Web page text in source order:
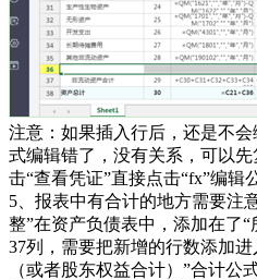
注意：如果插入行后，还是不
式编辑错了，没有关系，可以
击“查看凭证”直接点击“fx”编辑
5、报表中有合计的地方需要注
整”在资产负债表中，添加在了
37列，需要把新增的行数添加
（或者股东权益合计）”合计公